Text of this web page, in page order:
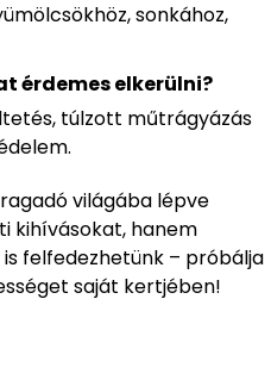
sonkához,
érdemes elkerülni?
túlzott műtrágyázás
világába lépve
kihívásokat, hanem
felfedezhetünk – próbálja
saját kertjében!